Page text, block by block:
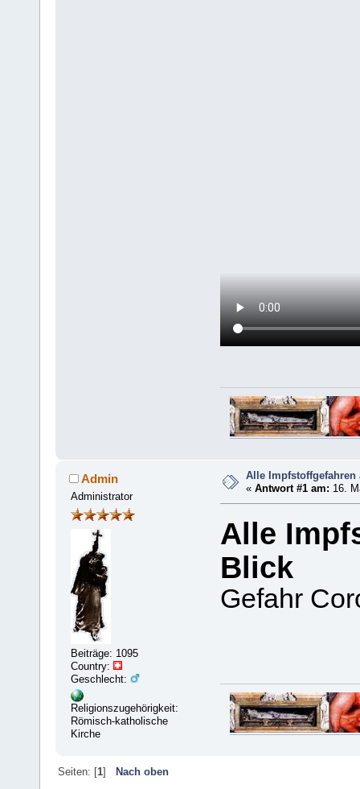
Admin
Administrator
Beiträge: 1095
Country:
Geschlecht:
Religionszugehörigkeit:
Römisch-katholische
Kirche
Alle Impfstoffgefahren
«Antwort #1 am: 16.
Alle
Blick
Gefahr
Seiten: [1] Nach oben